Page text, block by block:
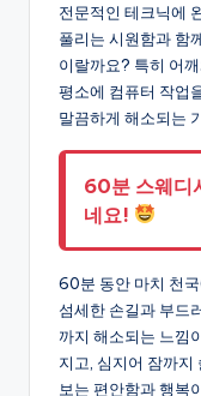
전문적인 테크닉에
풀리는 시원함과 함
이랄까요? 특히 어
평소에 컴퓨터 작업
말끔하게 해소되는
60분 스웨디
네요!
60분 동안 마치 천국
섬세한 손길과 부드
까지 해소되는 느낌
지고, 심지어 잠까지
보는 편안함과 행복